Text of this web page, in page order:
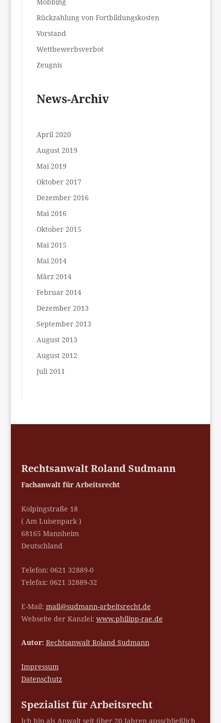
Rückzahlung von Fortbildungskosten
Vorstand
Wettbewerbsverbot
Zeugnis
News-Archiv
April 2020
August 2019
Mai 2019
Oktober 2017
Dezember 2016
Mai 2016
Oktober 2015
Mai 2015
Mai 2014
März 2014
Februar 2014
Dezember 2013
September 2013
August 2013
August 2012
Juli 2011
Rechtsanwalt Roland Sudmann
Fachanwalt für Arbeitsrecht
Kolpingstraße 18
( Am Luisenpark )
68165 Mannheim
Deutschland
Telefon: 0621 32889-0
Telefax: 0621 32889-32
E-Mail: mail@sudmann-arbeitsrecht.de
Webseite der Kanzlei: www.philipp-rae.de
Autor: Rechtsanwalt Roland Sudmann
Impressum
Datenschutz
Spezialist für Arbeitsrecht
Ich bin als Anwalt seit über 20 Jahren ausschließlich